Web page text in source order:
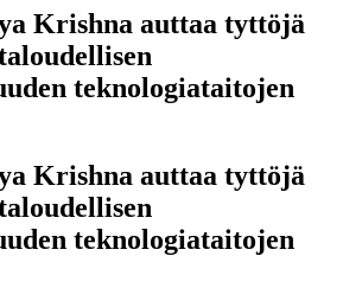
Krishna auttaa tyttöjä
teknologiataitojen
Krishna auttaa tyttöjä
teknologiataitojen